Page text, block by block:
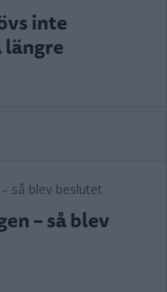
inte
– så blev